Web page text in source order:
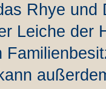
Rhye und
Leiche der